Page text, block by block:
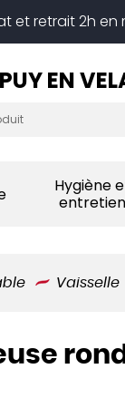
et retrait 2h en
EN
Hygiène
entretien
Vaisselle